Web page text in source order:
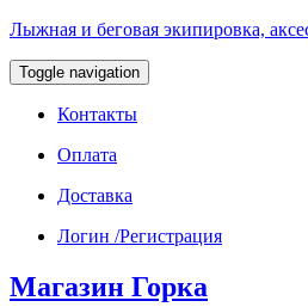
Лыжная и беговая экипировка,
Toggle navigation
Контакты
Оплата
Доставка
Логин /Регистрация
Магазин Горка